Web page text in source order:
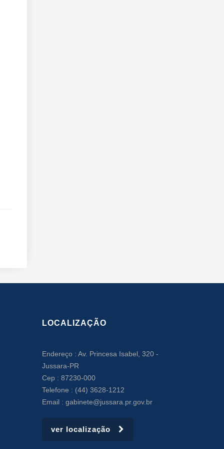
LOCALIZAÇÃO
Endereço : Av. Princesa Isabel, 320 -
Jussara-PR
Cep : 87230-000
Telefone : (44) 3628-1212
Email : gabinete@jussara.pr.gov.br
ver localização